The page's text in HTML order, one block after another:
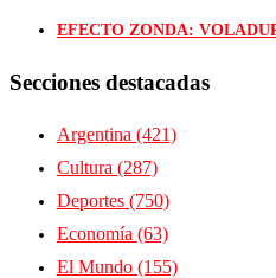
EFECTO ZONDA:
Secciones destacadas
Argentina (421)
Cultura (287)
Deportes (750)
Economía (63)
El Mundo (155)